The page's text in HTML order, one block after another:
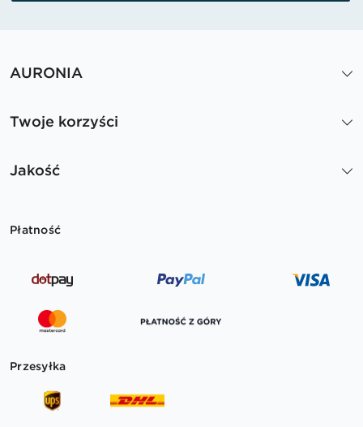
AURONIA
Twoje korzyści
Jakość
Płatność
Przesyłka